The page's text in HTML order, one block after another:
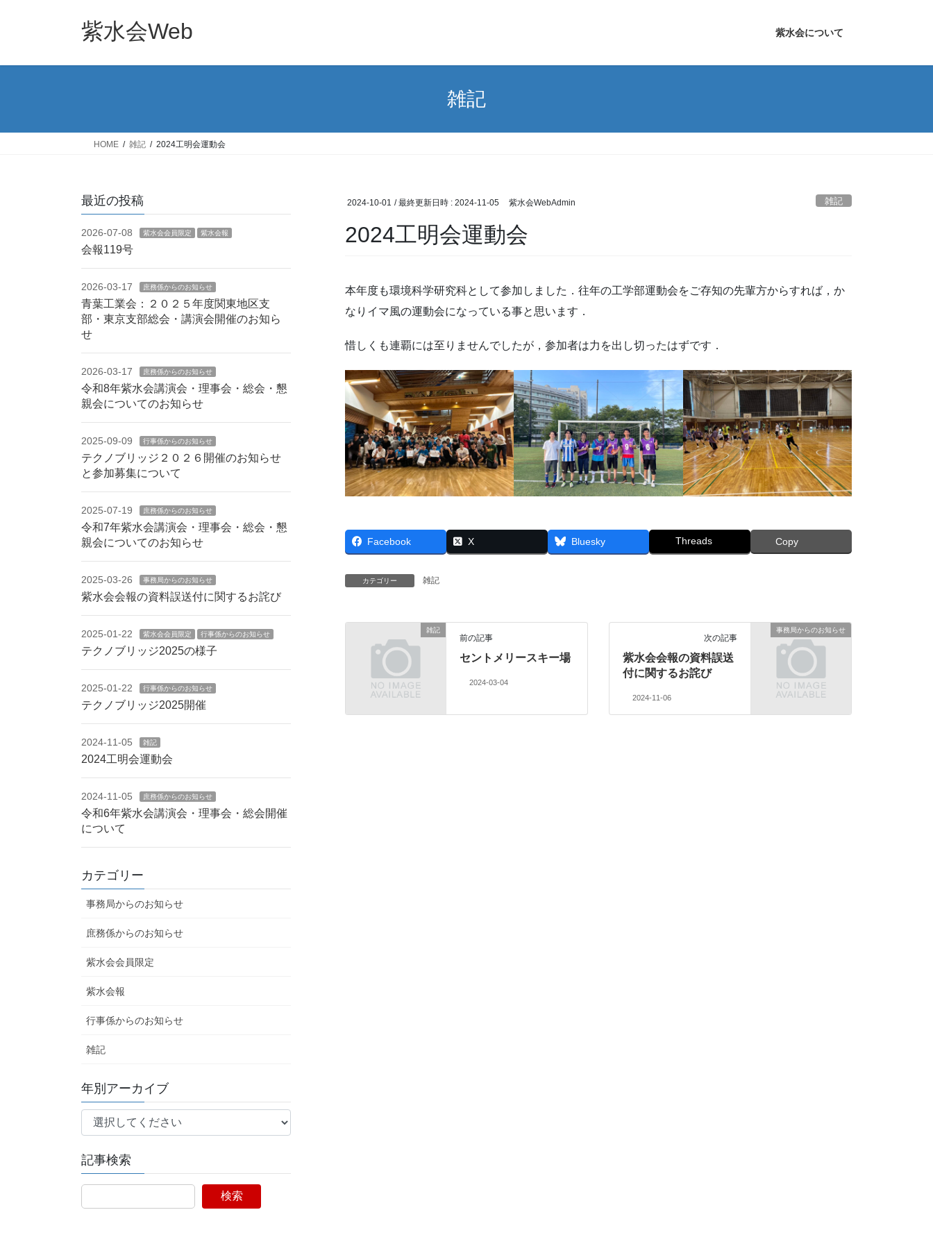
紫水会Web 紫水会について
雑記
HOME 雑記 2024工明会運動会
2024-10-01 / 最終更新日時 : 2024-11-05 紫水会WebAdmin 雑記
2024工明会運動会
本年度も環境科学研究科として参加しました．往年の工学部運動会をご存知の先輩方からすれば，か
なりイマ風の運動会になっている事と思います．
惜しくも連覇には至りませんでしたが，参加者は力を出し切ったはずです．
Facebook X Bluesky Threads Copy
カテゴリー 雑記
雑記
前の記事
セントメリースキー場
2024-03-04
事務局からのお知らせ
次の記事
紫水会会報の資料誤送
付に関するお詫び
2024-11-06
最近の投稿
2026-07-08 紫水会会員限定 紫水会報
会報119号
2026-03-17 庶務係からのお知らせ
青葉工業会：２０２５年度関東地区支
部・東京支部総会・講演会開催のお知ら
せ
2026-03-17 庶務係からのお知らせ
令和8年紫水会講演会・理事会・総会・懇
親会についてのお知らせ
2025-09-09 行事係からのお知らせ
テクノブリッジ２０２６開催のお知らせ
と参加募集について
2025-07-19 庶務係からのお知らせ
令和7年紫水会講演会・理事会・総会・懇
親会についてのお知らせ
2025-03-26 事務局からのお知らせ
紫水会会報の資料誤送付に関するお詫び
2025-01-22 紫水会会員限定 行事係からのお知らせ
テクノブリッジ2025の様子
2025-01-22 行事係からのお知らせ
テクノブリッジ2025開催
2024-11-05 雑記
2024工明会運動会
2024-11-05 庶務係からのお知らせ
令和6年紫水会講演会・理事会・総会開催
について
カテゴリー
事務局からのお知らせ
庶務係からのお知らせ
紫水会会員限定
紫水会報
行事係からのお知らせ
雑記
年別アーカイブ
記事検索
検索